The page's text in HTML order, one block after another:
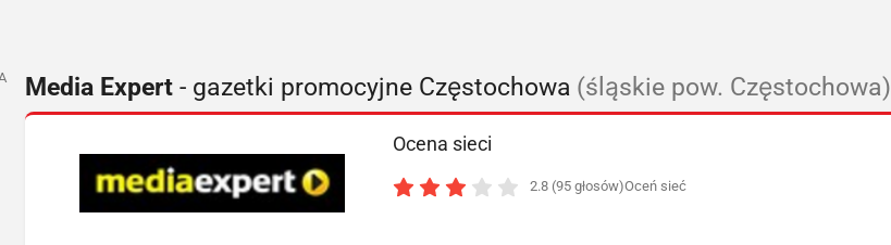
Media Expert - gazetki promocyjne Częstochowa (śląskie pow. Częstochowa)
Ocena sieci
2.8 (95 głosów)Oceń sieć